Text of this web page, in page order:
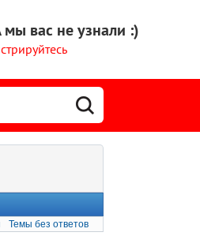
мы вас не узнали :)
Темы без ответов